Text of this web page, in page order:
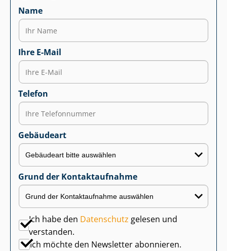
Name
Ihre E-Mail
Telefon
Gebäudeart
Grund der Kontaktaufnahme
Ich habe den Datenschutz gelesen und
verstanden.
Ich möchte den Newsletter abonnieren.